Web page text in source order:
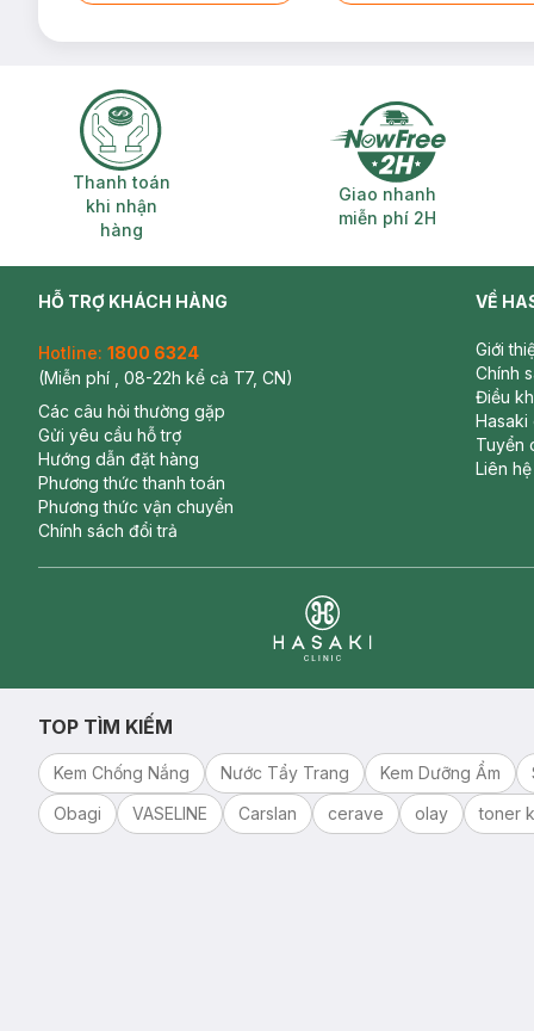
Thanh toán khi nhận hàng
Thanh toán
khi nhận
hàng
Giao nhanh
Giao nhanh
miễn phí 2H
HỖ TRỢ KHÁCH HÀNG
Hotline: 1800 6324
(Miễn phí , 08-22h kể cả T7, CN)
Các câu hỏi thường gặp
Gửi yêu cầu hỗ trợ
Hướng dẫn đặt hàng
Phương thức thanh toán
Phương thức vận chuyển
Chính sách đổi trả
VỀ
Giới
Chính
Điều
Hasaki
Tuyển
Liên hệ
TOP TÌM KIẾM
Kem Chống Nắng Nước Tẩy Trang Kem Dưỡng Ẩm
Obagi
VASELINE Carslan cerave olay toner